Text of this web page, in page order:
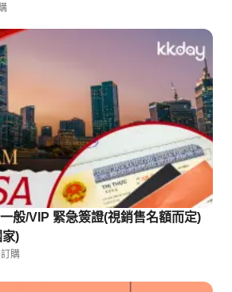
般/VIP 緊急簽證(視銷售名額而定)
)
購